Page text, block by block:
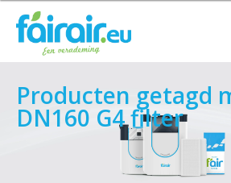
Producten getagd
DN160 G4 filter